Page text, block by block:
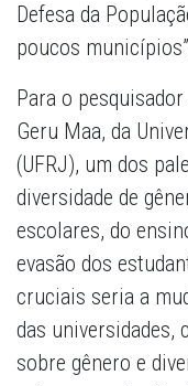
Defesa da
poucos
Para o
Geru Maa, da
(UFRJ), um dos
diversidade de
escolares, do
evasão dos
cruciais seria a
das universidades,
sobre gênero e